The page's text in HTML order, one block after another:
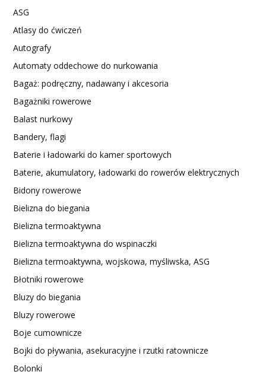
ASG
Atlasy do ćwiczeń
Autografy
Automaty oddechowe do nurkowania
Bagaż: podręczny, nadawany i akcesoria
Bagażniki rowerowe
Balast nurkowy
Bandery, flagi
Baterie i ładowarki do kamer sportowych
Baterie, akumulatory, ładowarki do rowerów elektrycznych
Bidony rowerowe
Bielizna do biegania
Bielizna termoaktywna
Bielizna termoaktywna do wspinaczki
Bielizna termoaktywna, wojskowa, myśliwska, ASG
Błotniki rowerowe
Bluzy do biegania
Bluzy rowerowe
Boje cumownicze
Bojki do pływania, asekuracyjne i rzutki ratownicze
Bolonki